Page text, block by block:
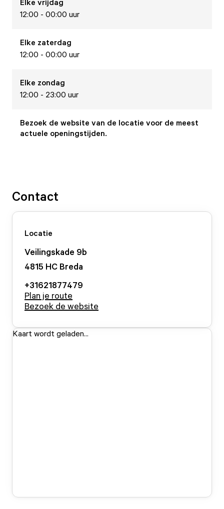
Elke vrijdag
12:00 - 00:00 uur
Elke zaterdag
12:00 - 00:00 uur
Elke zondag
12:00 - 23:00 uur
Bezoek de website van de locatie voor de meest
actuele openingstijden.
Contact
Locatie
Veilingskade 9b
4815 HC Breda
+31621877479
Plan je route
Bezoek de website
Kaart wordt geladen...